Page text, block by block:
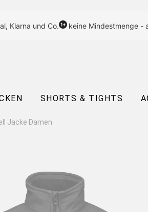
Klarna und Co. keine Mindestmenge -
SHORTS & TIGHTS
Jacke Damen